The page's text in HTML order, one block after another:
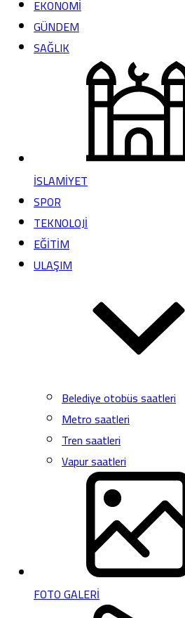
EKONOMİ
GÜNDEM
SAĞLIK
İSLAMİYET
SPOR
TEKNOLOJİ
EĞİTİM
ULAŞIM
Belediye otobüs saatleri
Metro saatleri
Tren saatleri
Vapur saatleri
FOTO GALERİ